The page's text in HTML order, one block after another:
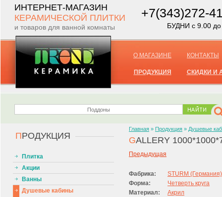
+7(343)272-
БУДНИ с 9.00
ИНТЕРНЕТ-МАГАЗИН
КЕРАМИЧЕСКОЙ ПЛИТКИ
и товаров для ванной комнаты
ПРОДУКЦИЯ
Плитка
Акции
Ванны
Душевые кабины
Главная » Продукция » Душевые
GALLERY
Предыдущая
Фабрика:
STURM (Германия)
Форма:
Четверть круга
Материал:
Акрил
О МАГАЗИНЕ КОНТАКТЫ
ПРОДУКЦИЯ СКИДКИ И